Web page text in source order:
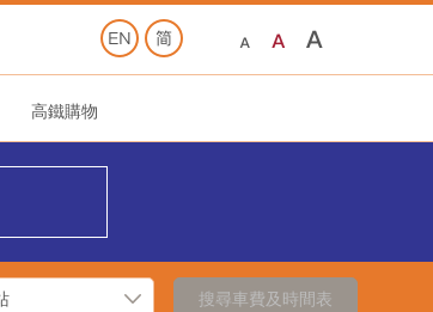
高鐵購物
搜尋車費及時間表